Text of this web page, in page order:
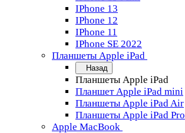
IPhone 13
IPhone 12
IPhone 11
IPhone SE 2022
Планшеты Apple iPad
Назад
Планшеты Apple iPad
Планшет Apple iPad mini
Планшеты Apple iPad Air
Планшеты Apple iPad Pro
Apple MacBook